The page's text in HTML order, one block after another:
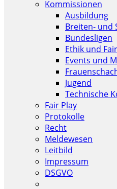
Kommissionen
Ausbildung
Breiten- und
Bundesligen
Ethik und
Events und
Jugend
Technische
Fair Play
Protokolle
Recht
Meldewesen
Leitbild
Impressum
DSGVO